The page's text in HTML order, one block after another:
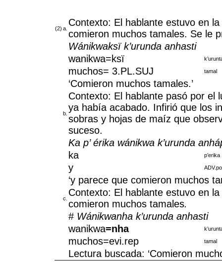
(2) a.
Contexto: El hablante estuvo en
comieron muchos tamales. Se le
Wánikwaksï k’urunda anhasti
wanikwa=ksï
muchos= 3.PL.SUJ tamal
‘Comieron muchos tamales.’
b.
Contexto: El hablante pasó por el
ya había acabado. Infirió que los
sobras y hojas de maíz que
suceso.
Ka p’ érika wánikwa k’urunda
ka
p’erika
y
‘y parece que comieron muchos
c.
Contexto: El hablante estuvo en
comieron muchos tamales.
# Wánikwanha k’urunda anhasti
wanikwa=nha
muchos=evi.rep tamal
Lectura buscada: ‘Comieron